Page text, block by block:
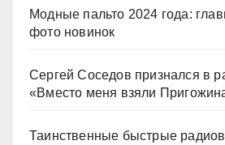
Модные пальто 2024 года:
фото новинок
Сергей Соседов признался в
«Вместо меня взяли
Таинственные быстрые